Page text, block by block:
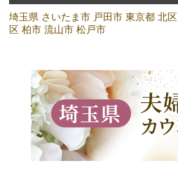
埼玉県 さいたま市 戸田市 東京都 北区
区 柏市 流山市 松戸市